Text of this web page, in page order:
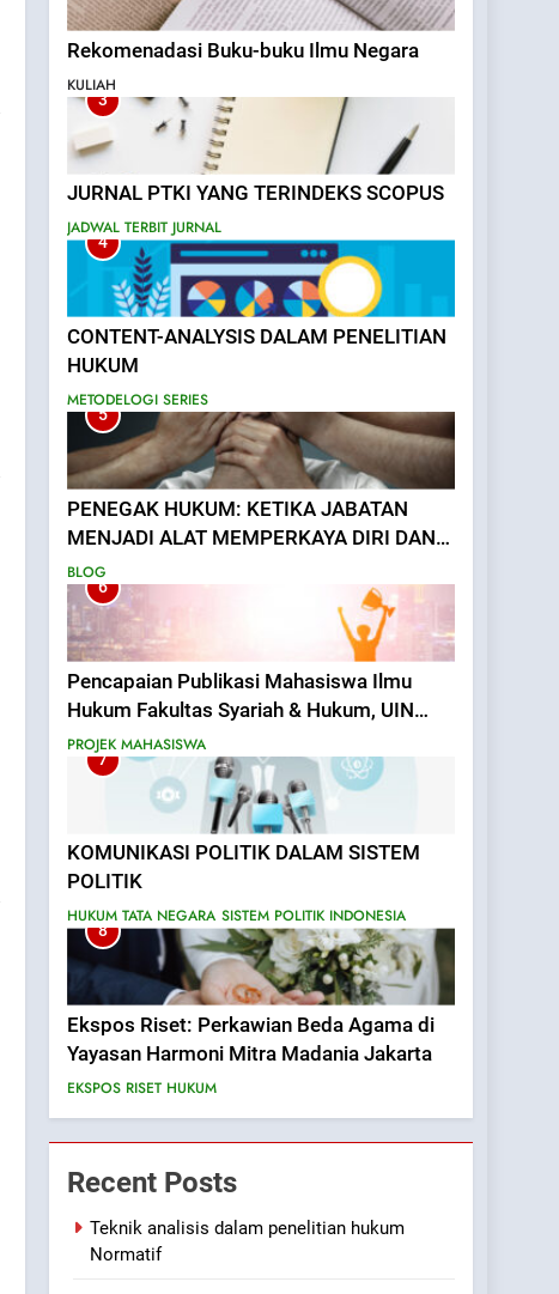
Rekomenadasi Buku-buku Ilmu Negara
KULIAH
3
JURNAL PTKI YANG TERINDEKS SCOPUS
JADWAL TERBIT JURNAL
4
CONTENT-ANALYSIS DALAM PENELITIAN
HUKUM
METODELOGI SERIES
5
PENEGAK HUKUM: KETIKA JABATAN
MENJADI ALAT MEMPERKAYA DIRI DAN
MENAKUTI RAKYAT
BLOG
6
Pencapaian Publikasi Mahasiswa Ilmu
Hukum Fakultas Syariah & Hukum, UIN
Bandung.
PROJEK MAHASISWA
7
KOMUNIKASI POLITIK DALAM SISTEM
POLITIK
HUKUM TATA NEGARA SISTEM POLITIK INDONESIA
8
Ekspos Riset: Perkawian Beda Agama di
Yayasan Harmoni Mitra Madania Jakarta
EKSPOS RISET HUKUM
Recent Posts
Teknik analisis dalam penelitian hukum
Normatif